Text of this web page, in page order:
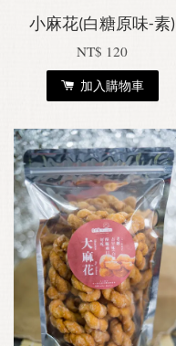
小麻花(白糖原味-素)
NT$ 120
加入購物車